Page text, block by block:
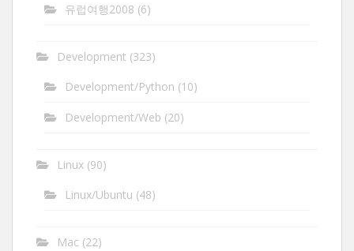
유럽여행2008 (6)
Development (323)
Development/Python (10)
Development/Web (20)
Linux (90)
Linux/Ubuntu (48)
Mac (22)